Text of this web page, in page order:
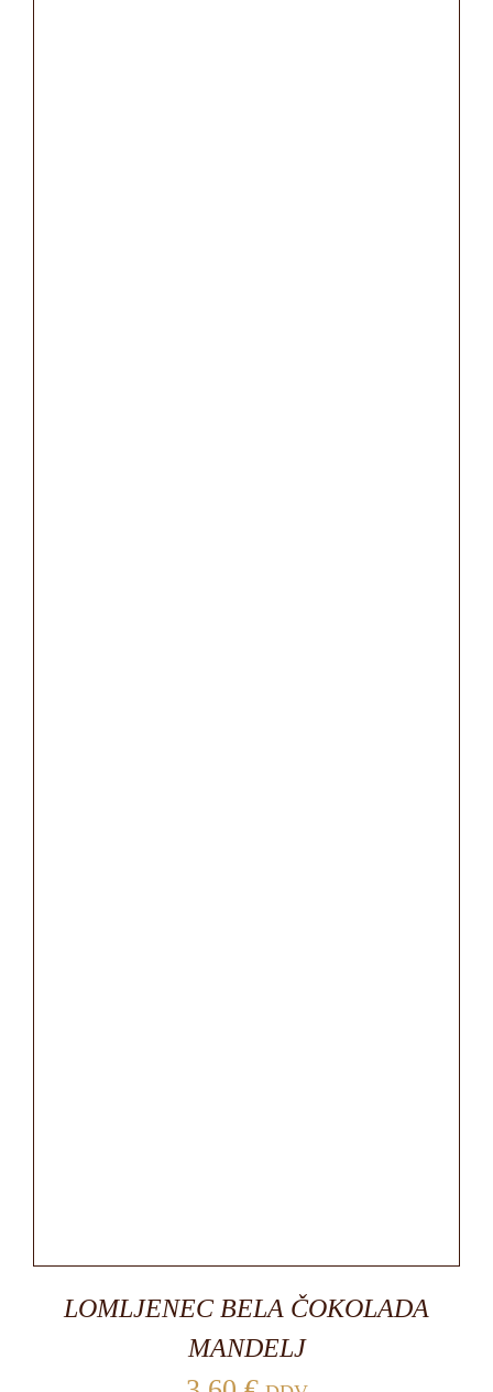
LOMLJENEC BELA ČOKOLADA
MANDELJ